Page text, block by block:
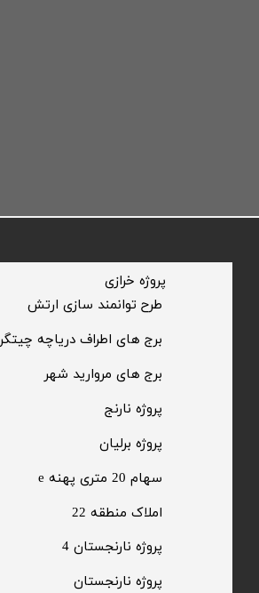
​طرح توانمند سازی ارتش
سهام 20 متری پهنه e​​​​​​​
​املاک منطقه 22
​پروژه خرازی
پروژه برلیان
​پروژه نارنج
​پروژه نارنجستان
​برج های اطراف دریاچه چیتگر
​برج های مروارید شهر
پروژه نارنجستان 4